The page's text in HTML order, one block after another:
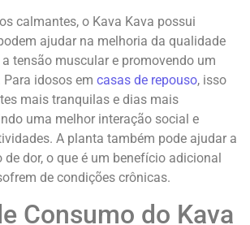
calmantes, o Kava Kava possui
ajudar na melhoria da qualidade
tensão muscular e promovendo um
idosos em casas de repouso, isso
mais tranquilas e dias mais
uma melhor interação social e
A planta também pode ajudar a
de dor, o que é um benefício adicional
de condições crônicas.
Consumo do Kava